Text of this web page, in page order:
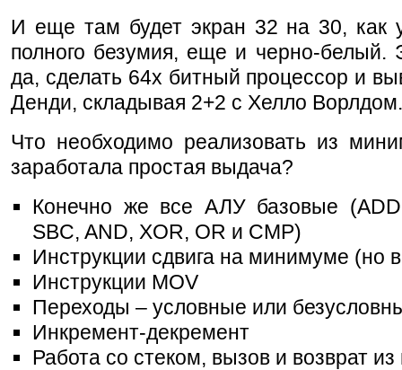
И еще там будет экран 32 на 30, как
полного безумия, еще и черно-белый.
да, сделать 64х битный процессор и
Денди, складывая 2+2 с Хелло Ворлдом.
Что необходимо реализовать из
заработала простая выдача?
Конечно же все АЛУ базовые
SBC, AND, XOR, OR и CMP)
Инструкции сдвига на минимуме (но
Инструкции MOV
Переходы – условные или
Инкремент-декремент
Работа со стеком, вызов и возврат